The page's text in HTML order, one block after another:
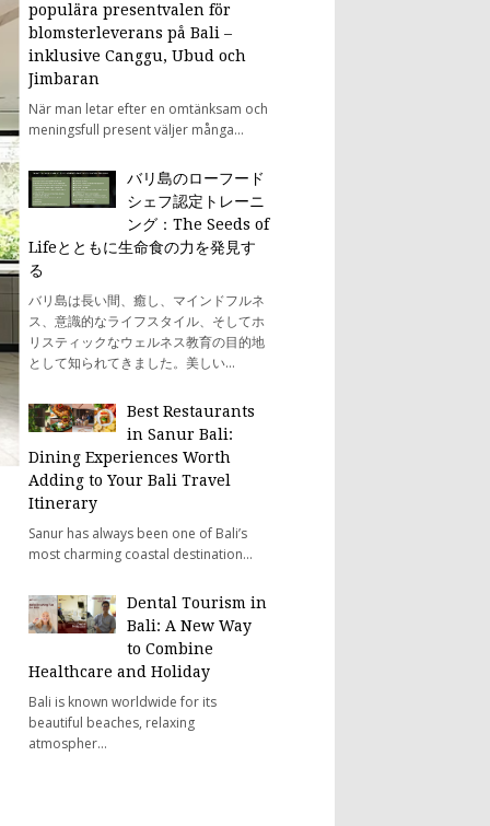
populära presentvalen för
blomsterleverans på Bali –
inklusive Canggu, Ubud och
Jimbaran
När man letar efter en omtänksam och
meningsfull present väljer många...
バリ島のローフード
シェフ認定トレーニ
ング：The Seeds of
Lifeとともに生命食の力を発見す
る
バリ島は長い間、癒し、マインドフルネ
ス、意識的なライフスタイル、そしてホ
リスティックなウェルネス教育の目的地
として知られてきました。美しい...
Best Restaurants
in Sanur Bali:
Dining Experiences Worth
Adding to Your Bali Travel
Itinerary
Sanur has always been one of Bali’s
most charming coastal destination...
Dental Tourism in
Bali: A New Way
to Combine
Healthcare and Holiday
Bali is known worldwide for its
beautiful beaches, relaxing
atmospher...